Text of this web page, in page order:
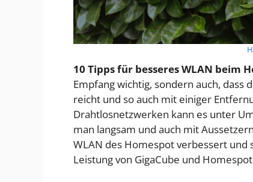
10 Tipps für besseres WLAN beim
Empfang wichtig, sondern auch, dass
reicht und so auch mit einiger
Drahtlosnetzwerken kann es unter
man langsam und auch mit
WLAN des Homespot verbessert und
Leistung von GigaCube und